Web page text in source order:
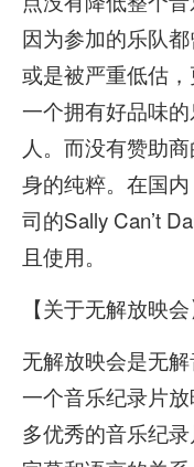
因为参加的乐队
或是被严重低估
一个拥有好品味
人。而没有赞助
身的纯粹。在国
司的Sally Can’t
且使用。
【关于无解放映会
无解放映会是无
一个音乐纪录片
多优秀的音乐纪录